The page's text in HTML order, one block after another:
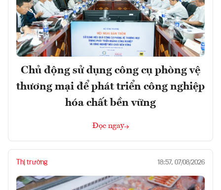
Chủ động sử dụng công cụ phòng vệ
thương mại để phát triển công nghiệp
hóa chất bền vững
Đọc ngay
Thị trường 18:57, 07/08/2026